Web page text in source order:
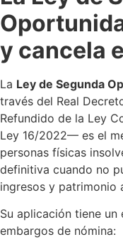
y cancela
La Ley de Segunda
través del Real
Refundido de la Ley
Ley 16/2022— es el
personas físicas
definitiva cuando no
ingresos y patrimonio
Su aplicación tiene
embargos de nómina: